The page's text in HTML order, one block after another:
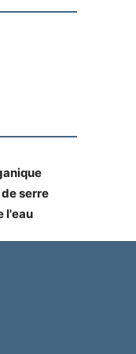
serre
l'eau